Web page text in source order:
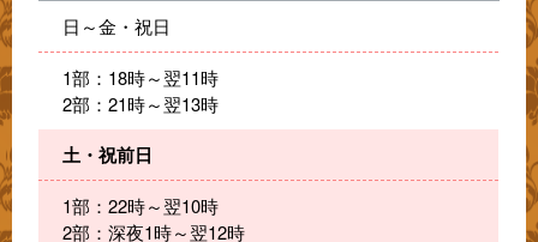
日～金・祝日
1部：18時～翌11時
2部：21時～翌13時
土・祝前日
1部：22時～翌10時
2部：深夜1時～翌12時